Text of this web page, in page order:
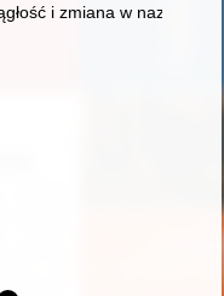
z jej korytem w tle
i zmiana w nazwach